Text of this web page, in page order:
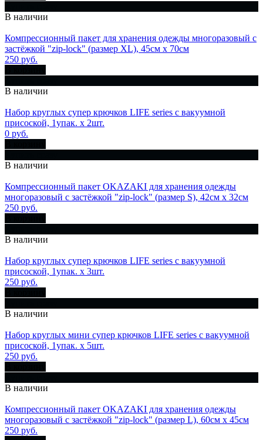
В наличии
Компрессионный пакет для хранения одежды многоразовый с
застёжкой "zip-lock" (размер ХL), 45см x 70см
250 руб.
В наличии
Набор круглых супер крючков LIFE series с вакуумной
присоской, 1упак. х 2шт.
0 руб.
В наличии
Компрессионный пакет OKAZAKI для хранения одежды
многоразовый с застёжкой "zip-lock" (размер S), 42см x 32см
250 руб.
В наличии
Набор круглых супер крючков LIFE series с вакуумной
присоской, 1упак. х 3шт.
250 руб.
В наличии
Набор круглых мини супер крючков LIFE series с вакуумной
присоской, 1упак. х 5шт.
250 руб.
В наличии
Компрессионный пакет OKAZAKI для хранения одежды
многоразовый с застёжкой "zip-lock" (размер L), 60см x 45см
250 руб.